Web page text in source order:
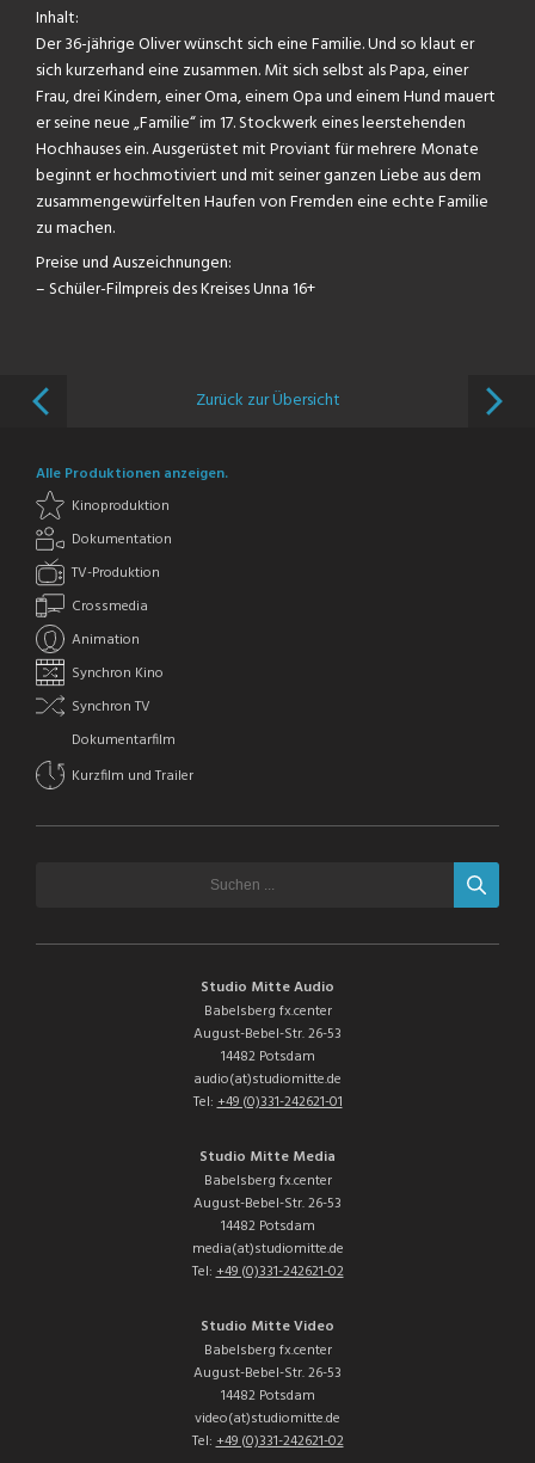
Inhalt:
Der 36-jährige Oliver wünscht sich eine Familie. Und so klaut er
sich kurzerhand eine zusammen. Mit sich selbst als Papa, einer
Frau, drei Kindern, einer Oma, einem Opa und einem Hund mauert
er seine neue „Familie“ im 17. Stockwerk eines leerstehenden
Hochhauses ein. Ausgerüstet mit Proviant für mehrere Monate
beginnt er hochmotiviert und mit seiner ganzen Liebe aus dem
zusammengewürfelten Haufen von Fremden eine echte Familie
zu machen.
Preise und Auszeichnungen:
– Schüler-Filmpreis des Kreises Unna 16+
Zurück zur Übersicht
Alle Produktionen anzeigen.
Kinoproduktion
Dokumentation
TV-Produktion
Crossmedia
Animation
Synchron Kino
Synchron TV
Dokumentarfilm
Kurzfilm und Trailer
Studio Mitte Audio
Babelsberg fx.center
August-Bebel-Str. 26-53
14482 Potsdam
audio(at)studiomitte.de
Tel:+49 (0)331-242621-01
Studio Mitte Media
Babelsberg fx.center
August-Bebel-Str. 26-53
14482 Potsdam
media(at)studiomitte.de
Tel:+49 (0)331-242621-02
Studio Mitte Video
Babelsberg fx.center
August-Bebel-Str. 26-53
14482 Potsdam
video(at)studiomitte.de
Tel:+49 (0)331-242621-02